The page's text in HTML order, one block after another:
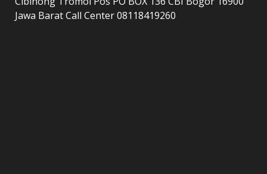
Jawa Barat Call Center 08118419260